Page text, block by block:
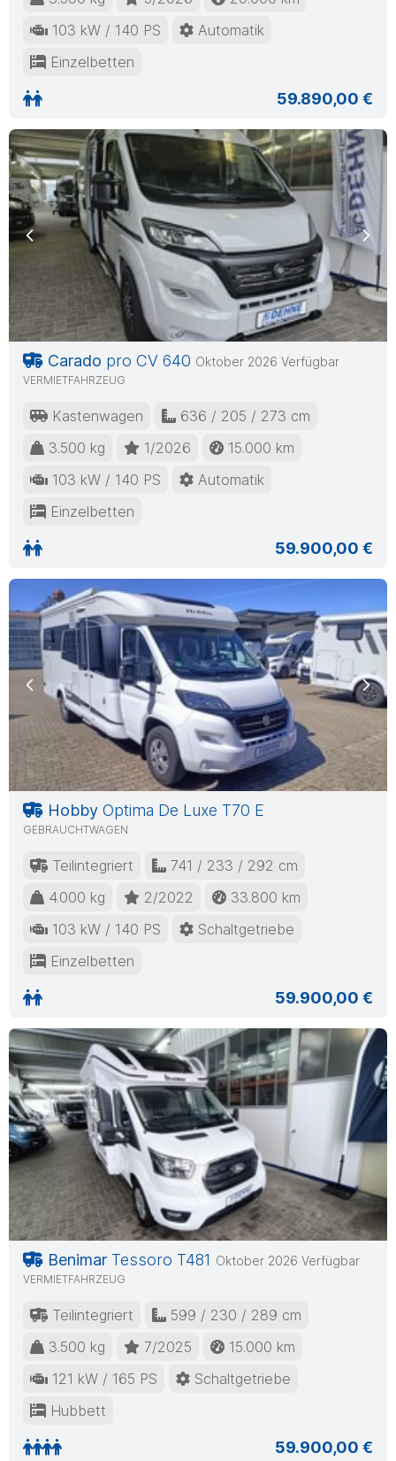
103 kW / 140 PS
Automatik
Einzelbetten
59.890,00 €
Previous Next
Carado pro CV 640 Oktober 2026 Verfügbar
VERMIETFAHRZEUG
Kastenwagen
636 / 205 / 273 cm
3.500 kg
1/2026
15.000 km
103 kW / 140 PS
Automatik
Einzelbetten
59.900,00 €
Previous Next
Hobby Optima De Luxe T70 E
GEBRAUCHTWAGEN
Teilintegriert
741 / 233 / 292 cm
4.000 kg
2/2022
33.800 km
103 kW / 140 PS
Schaltgetriebe
Einzelbetten
59.900,00 €
Benimar Tessoro T481 Oktober 2026 Verfügbar
VERMIETFAHRZEUG
Teilintegriert
599 / 230 / 289 cm
3.500 kg
7/2025
15.000 km
121 kW / 165 PS
Schaltgetriebe
Hubbett
59.900,00 €